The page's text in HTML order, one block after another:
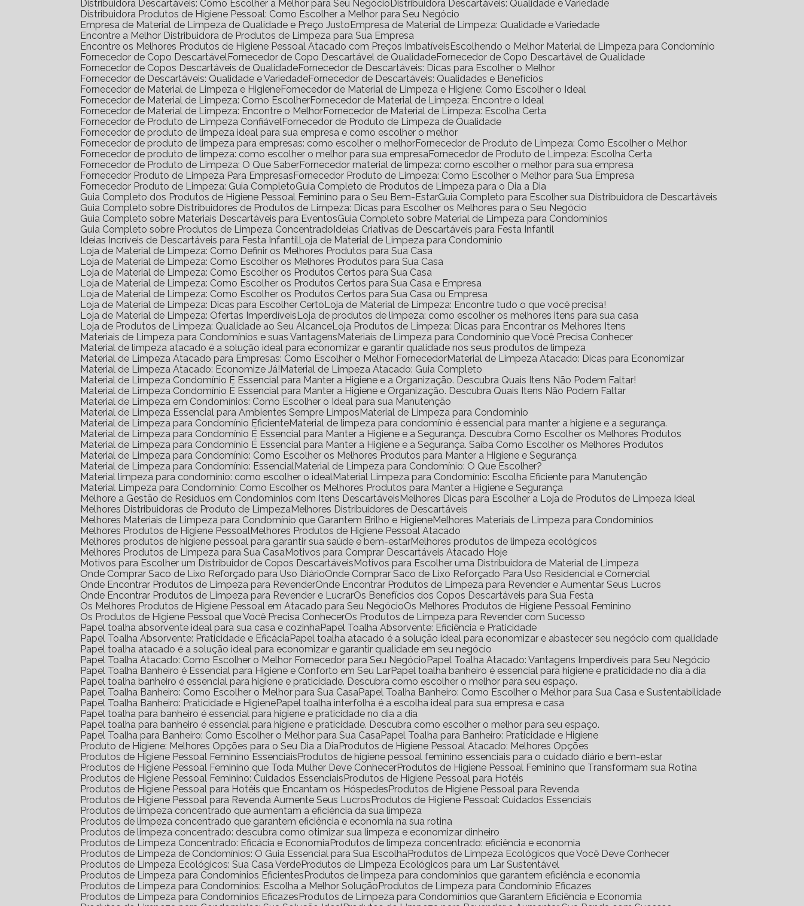
Distribuidora Descartáveis: Como Escolher a Melhor para Seu Negócio
Distribuidora Descartáveis: Qualidade e Variedade
Distribuidora Produtos de Higiene Pessoal: Como Escolher a Melhor para Seu Negócio
Empresa de Material de Limpeza de Qualidade e Preço Justo
Empresa de Material de Limpeza: Qualidade e Variedade
Encontre a Melhor Distribuidora de Produtos de Limpeza para Sua Empresa
Encontre os Melhores Produtos de Higiene Pessoal Atacado com Preços Imbatíveis
Escolhendo o Melhor Material de Limpeza para Condomínio
Fornecedor de Copo Descartável Fornecedor de Copo Descartável de Qualidade Fornecedor de Copo Descartável de Qualidade
Fornecedor de Copos Descartáveis de Qualidade Fornecedor de Descartáveis: Dicas para Escolher o Melhor
Fornecedor de Descartáveis: Qualidade e Variedade Fornecedor de Descartáveis: Qualidades e Benefícios
Fornecedor de Material de Limpeza e Higiene Fornecedor de Material de Limpeza e Higiene: Como Escolher o Ideal
Fornecedor de Material de Limpeza: Como Escolher Fornecedor de Material de Limpeza: Encontre o Ideal
Fornecedor de Material de Limpeza: Encontre o Melhor Fornecedor de Material de Limpeza: Escolha Certa
Fornecedor de Produto de Limpeza Confiável Fornecedor de Produto de Limpeza de Qualidade
Fornecedor de produto de limpeza ideal para sua empresa e como escolher o melhor
Fornecedor de produto de limpeza para empresas: como escolher o melhor Fornecedor de Produto de Limpeza: Como Escolher o Melhor
Fornecedor de produto de limpeza: como escolher o melhor para sua empresa Fornecedor de Produto de Limpeza: Escolha Certa
Fornecedor de Produto de Limpeza: O Que Saber Fornecedor material de limpeza: como escolher o melhor para sua empresa
Fornecedor Produto de Limpeza Para Empresas Fornecedor Produto de Limpeza: Como Escolher o Melhor para Sua Empresa
Fornecedor Produto de Limpeza: Guia Completo
Guia Completo de Produtos de Limpeza para o Dia a Dia
Guia Completo dos Produtos de Higiene Pessoal Feminino para o Seu Bem-Estar
Guia Completo para Escolher sua Distribuidora de Descartáveis
Guia Completo sobre Distribuidores de Produtos de Limpeza: Dicas para Escolher os Melhores para o Seu Negócio
Guia Completo sobre Materiais Descartáveis para Eventos
Guia Completo sobre Material de Limpeza para Condomínios
Guia Completo sobre Produtos de Limpeza Concentrado Ideias Criativas de Descartáveis para Festa Infantil
Ideias Incríveis de Descartáveis para Festa Infantil Loja de Material de Limpeza para Condomínio
Loja de Material de Limpeza: Como Definir os Melhores Produtos para Sua Casa
Loja de Material de Limpeza: Como Escolher os Melhores Produtos para Sua Casa
Loja de Material de Limpeza: Como Escolher os Produtos Certos para Sua Casa
Loja de Material de Limpeza: Como Escolher os Produtos Certos para Sua Casa e Empresa
Loja de Material de Limpeza: Como Escolher os Produtos Certos para Sua Casa ou Empresa
Loja de Material de Limpeza: Dicas para Escolher Certo
Loja de Material de Limpeza: Encontre tudo o que você precisa!
Loja de Material de Limpeza: Ofertas Imperdíveis
Loja de produtos de limpeza: como escolher os melhores itens para sua casa
Loja de Produtos de Limpeza: Qualidade ao Seu Alcance Loja Produtos de Limpeza: Dicas para Encontrar os Melhores Itens
Materiais de Limpeza para Condomínios e suas Vantagens
Materiais de Limpeza para Condomínio que Você Precisa Conhecer
Material de limpeza atacado é a solução ideal para economizar e garantir qualidade nos seus produtos de limpeza
Material de Limpeza Atacado para Empresas: Como Escolher o Melhor Fornecedor
Material de Limpeza Atacado: Dicas para Economizar
Material de Limpeza Atacado: Economize Já!
Material de Limpeza Atacado: Guia Completo
Material de Limpeza Condomínio É Essencial para Manter a Higiene e a Organização. Descubra Quais Itens Não Podem Faltar!
Material de Limpeza Condomínio É Essencial para Manter a Higiene e Organização. Descubra Quais Itens Não Podem Faltar
Material de Limpeza em Condomínios: Como Escolher o Ideal para sua Manutenção
Material de Limpeza Essencial para Ambientes Sempre Limpos
Material de Limpeza para Condomínio
Material de Limpeza para Condomínio Eficiente
Material de limpeza para condomínio é essencial para manter a higiene e a segurança.
Material de Limpeza para Condomínio É Essencial para Manter a Higiene e a Segurança. Descubra Como Escolher os Melhores Produtos
Material de Limpeza para Condomínio É Essencial para Manter a Higiene e a Segurança. Saiba Como Escolher os Melhores Produtos
Material de Limpeza para Condomínio: Como Escolher os Melhores Produtos para Manter a Higiene e Segurança
Material de Limpeza para Condomínio: Essencial
Material de Limpeza para Condomínio: O Que Escolher?
Material limpeza para condomínio: como escolher o ideal
Material Limpeza para Condomínio: Escolha Eficiente para Manutenção
Material Limpeza para Condomínio: Como Escolher os Melhores Produtos para Manter a Higiene e Segurança
Melhore a Gestão de Resíduos em Condomínios com Itens Descartáveis
Melhores Dicas para Escolher a Loja de Produtos de Limpeza Ideal
Melhores Distribuidoras de Produto de Limpeza
Melhores Distribuidores de Descartáveis
Melhores Materiais de Limpeza para Condomínio que Garantem Brilho e Higiene
Melhores Materiais de Limpeza para Condomínios
Melhores Produtos de Higiene Pessoal
Melhores Produtos de Higiene Pessoal Atacado
Melhores produtos de higiene pessoal para garantir sua saúde e bem-estar
Melhores produtos de limpeza ecológicos
Melhores Produtos de Limpeza para Sua Casa
Motivos para Comprar Descartáveis Atacado Hoje
Motivos para Escolher um Distribuidor de Copos Descartáveis
Motivos para Escolher uma Distribuidora de Material de Limpeza
Onde Comprar Saco de Lixo Reforçado para Uso Diário
Onde Comprar Saco de Lixo Reforçado Para Uso Residencial e Comercial
Onde Encontrar Produtos de Limpeza para Revender
Onde Encontrar Produtos de Limpeza para Revender e Aumentar Seus Lucros
Onde Encontrar Produtos de Limpeza para Revender e Lucrar
Os Benefícios dos Copos Descartáveis para Sua Festa
Os Melhores Produtos de Higiene Pessoal em Atacado para Seu Negócio
Os Melhores Produtos de Higiene Pessoal Feminino
Os Produtos de Higiene Pessoal que Você Precisa Conhecer
Os Produtos de Limpeza para Revender com Sucesso
Papel toalha absorvente ideal para sua casa e cozinha Papel Toalha Absorvente: Eficiência e Praticidade
Papel Toalha Absorvente: Praticidade e Eficácia Papel toalha atacado é a solução ideal para economizar e abastecer seu negócio com qualidade
Papel toalha atacado é a solução ideal para economizar e garantir qualidade em seu negócio
Papel Toalha Atacado: Como Escolher o Melhor Fornecedor para Seu Negócio
Papel Toalha Atacado: Vantagens Imperdíveis para Seu Negócio
Papel Toalha Banheiro é Essencial para Higiene e Conforto em Seu Lar Papel toalha banheiro é essencial para higiene e praticidade no dia a dia
Papel toalha banheiro é essencial para higiene e praticidade. Descubra como escolher o melhor para seu espaço.
Papel Toalha Banheiro: Como Escolher o Melhor para Sua Casa Papel Toalha Banheiro: Como Escolher o Melhor para Sua Casa e Sustentabilidade
Papel Toalha Banheiro: Praticidade e Higiene Papel toalha interfolha é a escolha ideal para sua empresa e casa
Papel toalha para banheiro é essencial para higiene e praticidade no dia a dia
Papel toalha para banheiro é essencial para higiene e praticidade. Descubra como escolher o melhor para seu espaço.
Papel Toalha para Banheiro: Como Escolher o Melhor para Sua Casa Papel Toalha para Banheiro: Praticidade e Higiene
Produto de Higiene: Melhores Opções para o Seu Dia a Dia Produtos de Higiene Pessoal Atacado: Melhores Opções
Produtos de Higiene Pessoal Feminino Essenciais
Produtos de higiene pessoal feminino essenciais para o cuidado diário e bem-estar
Produtos de Higiene Pessoal Feminino que Toda Mulher Deve Conhecer Produtos de Higiene Pessoal Feminino que Transformam sua Rotina
Produtos de Higiene Pessoal Feminino: Cuidados Essenciais
Produtos de Higiene Pessoal para Hotéis
Produtos de Higiene Pessoal para Hotéis que Encantam os Hóspedes
Produtos de Higiene Pessoal para Revenda
Produtos de Higiene Pessoal para Revenda Aumente Seus Lucros
Produtos de Higiene Pessoal: Cuidados Essenciais
Produtos de limpeza concentrado que aumentam a eficiência da sua limpeza
Produtos de limpeza concentrado que garantem eficiência e economia na sua rotina
Produtos de limpeza concentrado: descubra como otimizar sua limpeza e economizar dinheiro
Produtos de Limpeza Concentrado: Eficácia e Economia Produtos de limpeza concentrado: eficiência e economia
Produtos de Limpeza de Condomínios: O Guia Essencial para Sua Escolha Produtos de Limpeza Ecológicos que Você Deve Conhecer
Produtos de Limpeza Ecológicos: Sua Casa Verde Produtos de Limpeza Ecológicos para um Lar Sustentável
Produtos de Limpeza para Condomínios Eficientes
Produtos de limpeza para condomínios que garantem eficiência e economia
Produtos de Limpeza para Condomínios: Escolha a Melhor Solução
Produtos de Limpeza para Condomínio Eficazes
Produtos de Limpeza para Condomínios Eficazes
Produtos de Limpeza para Condomínios que Garantem Eficiência e Economia